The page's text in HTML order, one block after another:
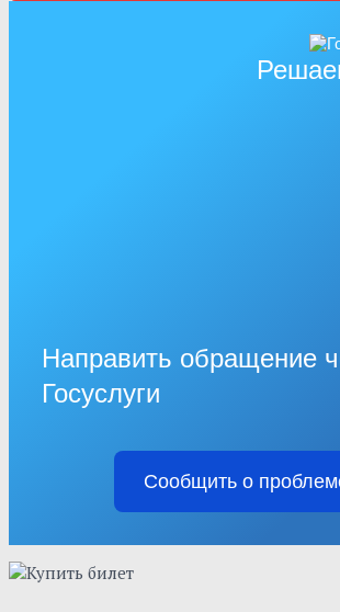
Направить обращение
Госуслуги
Сообщить о